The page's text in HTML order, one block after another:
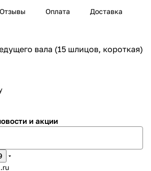
Отзывы Оплата Доставка
вала (15 шлицов, короткая)
и акции